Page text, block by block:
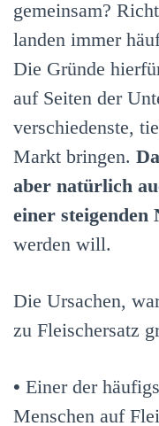
gemeinsam?
landen immer
Die Gründe
auf Seiten der
verschiedenste,
Markt bringen.
aber natürlich
einer steigenden
werden will.
Die Ursachen,
zu Fleischersatz
• Einer der
Menschen auf